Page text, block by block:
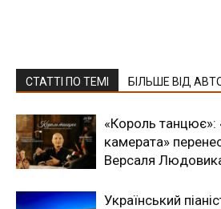
СТАТТІ ПО ТЕМІ БІЛЬШЕ ВІД
«Король танцює»:
камерата»
Версаля
Український